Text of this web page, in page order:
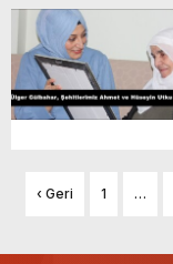
‹ Geri 1 …